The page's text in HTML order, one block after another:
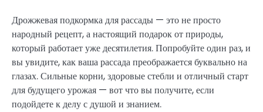
Дрожжевая подкормка для рассады — это не просто
народный рецепт, а настоящий подарок от природы,
который работает уже десятилетия. Попробуйте один раз, и
вы увидите, как ваша рассада преображается буквально на
глазах. Сильные корни, здоровые стебли и отличный старт
для будущего урожая — вот что вы получите, если
подойдете к делу с душой и знанием.